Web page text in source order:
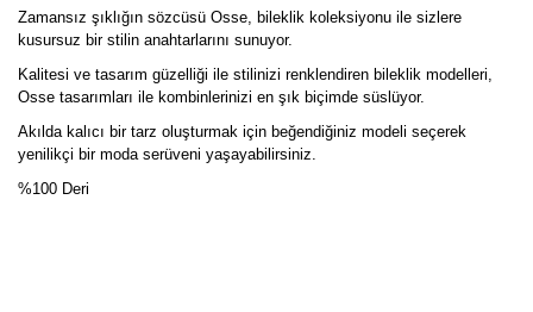
Zamansız şıklığın sözcüsü Osse, bileklik koleksiyonu ile sizlere
kusursuz bir stilin anahtarlarını sunuyor.
Kalitesi ve tasarım güzelliği ile stilinizi renklendiren bileklik modelleri,
Osse tasarımları ile kombinlerinizi en şık biçimde süslüyor.
Akılda kalıcı bir tarz oluşturmak için beğendiğiniz modeli seçerek
yenilikçi bir moda serüveni yaşayabilirsiniz.
%100 Deri